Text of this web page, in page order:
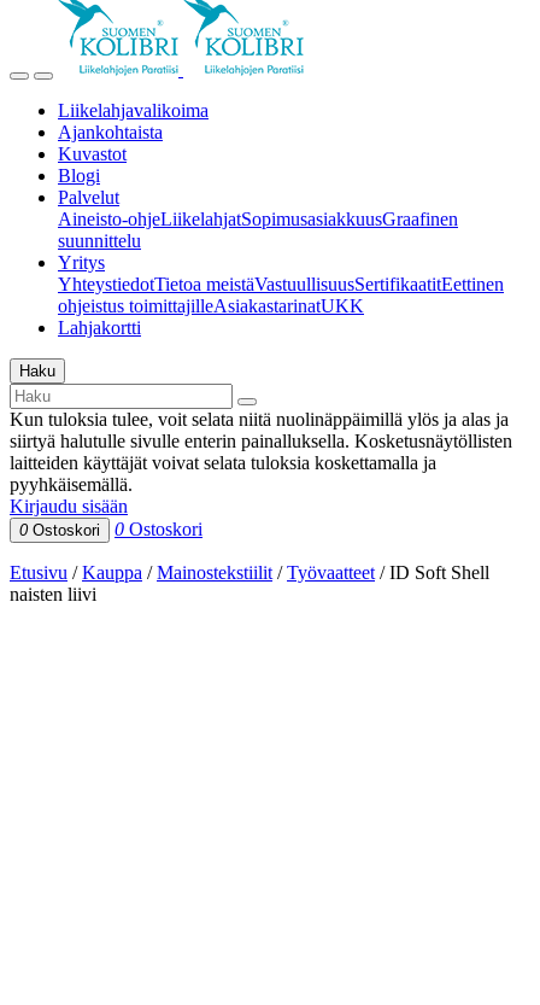
Liikelahjavalikoima
Ajankohtaista
Kuvastot
Blogi
Palvelut
Aineisto-ohjeLiikelahjatSopimusasiakkuusGraafinen
suunnittelu
Yritys
YhteystiedotTietoa meistäVastuullisuusSertifikaatitEettinen
ohjeistus toimittajilleAsiakastarinatUKK
Lahjakortti
Haku
Kun tuloksia tulee, voit selata niitä nuolinäppäimillä ylös ja alas ja
siirtyä halutulle sivulle enterin painalluksella. Kosketusnäytöllisten
laitteiden käyttäjät voivat selata tuloksia koskettamalla ja
pyyhkäisemällä.
Kirjaudu sisään
0 Ostoskori 0 Ostoskori
Etusivu /Kauppa /Mainostekstiilit /Työvaatteet /ID Soft Shell
naisten liivi